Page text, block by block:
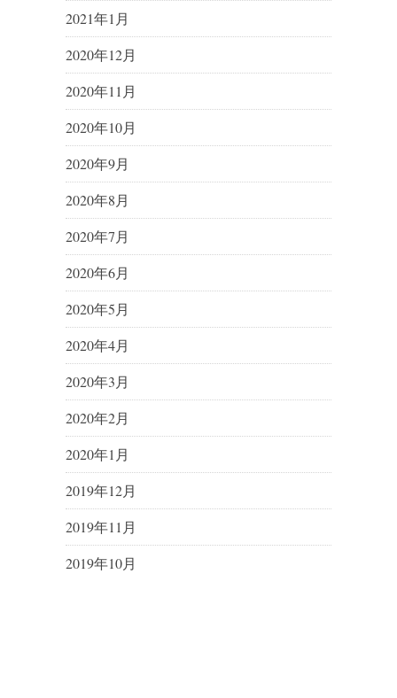
2021年1月
2020年12月
2020年11月
2020年10月
2020年9月
2020年8月
2020年7月
2020年6月
2020年5月
2020年4月
2020年3月
2020年2月
2020年1月
2019年12月
2019年11月
2019年10月